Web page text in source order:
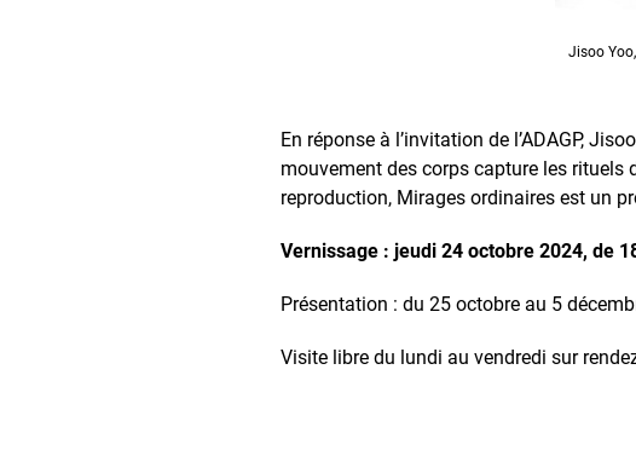
Jisoo Yoo,
En réponse à l’invitation de l’ADAGP,
mouvement des corps capture les
reproduction, Mirages ordinaires est un
Vernissage : jeudi 24 octobre 2024, de
Présentation : du 25 octobre au 5
Visite libre du lundi au vendredi sur